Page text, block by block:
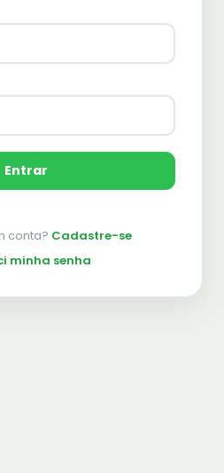
Entrar
conta? Cadastre-se
minha senha